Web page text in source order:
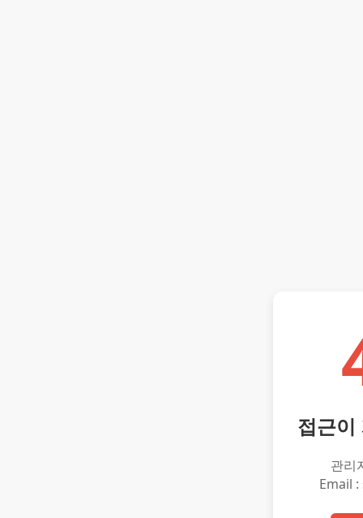
접근이
관리
Email